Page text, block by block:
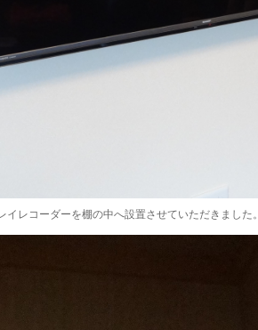
レコーダーを棚の中へ設置させていただきました。